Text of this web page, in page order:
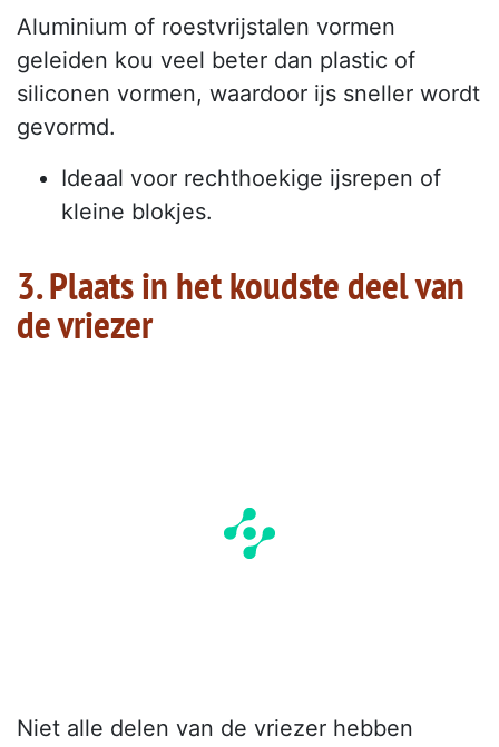
Aluminium of roestvrijstalen vormen
geleiden kou veel beter dan plastic of
siliconen vormen, waardoor ijs sneller wordt
gevormd.
Ideaal voor rechthoekige ijsrepen of
kleine blokjes.
3. Plaats in het koudste deel van
de vriezer
Niet alle delen van de vriezer hebben